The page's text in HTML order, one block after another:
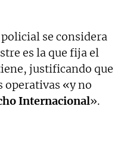
se considera
es la que fija el
justificando que
operativas «y no
Internacional».